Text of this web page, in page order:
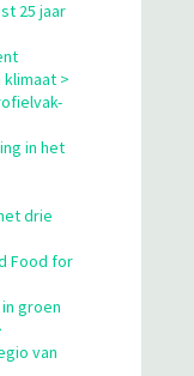
25 jaar
>
in het
drie
Food for
groen
van